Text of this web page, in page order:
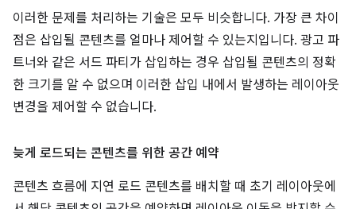
이러한 문제를 처리하는 기술은 모두 비슷합니다. 가장 큰 차이
점은 삽입될 콘텐츠를 얼마나 제어할 수 있는지입니다. 광고 파
트너와 같은 서드 파티가 삽입하는 경우 삽입될 콘텐츠의 정확
한 크기를 알 수 없으며 이러한 삽입 내에서 발생하는 레이아웃
변경을 제어할 수 없습니다.
늦게 로드되는 콘텐츠를 위한 공간 예약
콘텐츠 흐름에 지연 로드 콘텐츠를 배치할 때 초기 레이아웃에